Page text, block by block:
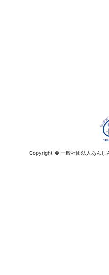
Copyright © 一般社団法人あんし